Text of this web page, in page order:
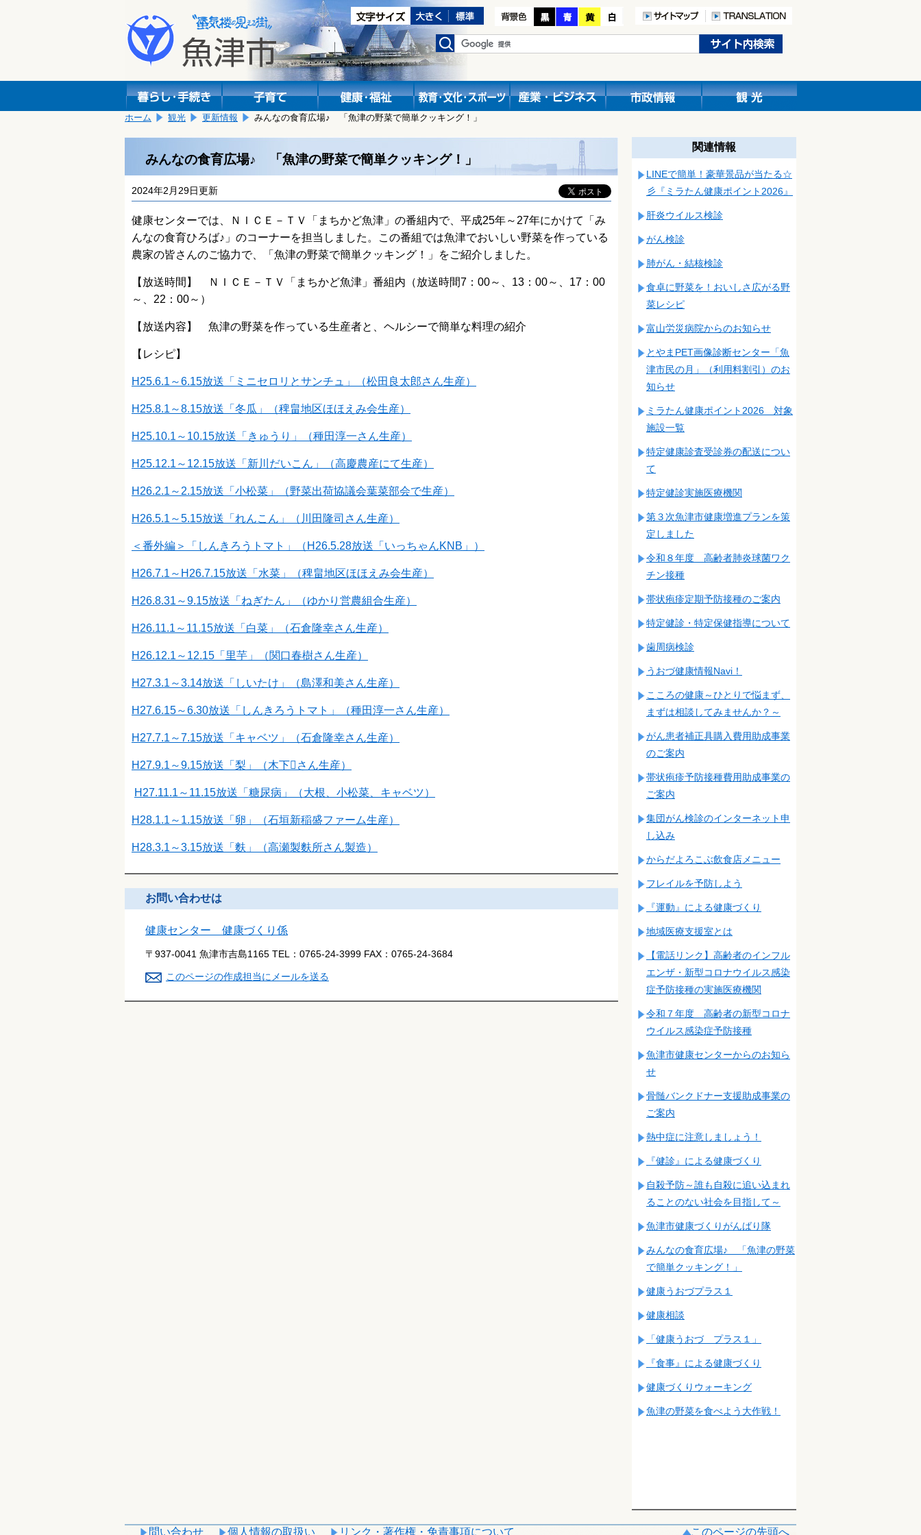
し
ホーム 観光 更新情報 みんなの食育広場♪ 「魚津の野菜で簡単クッキング！」
みんなの食育広場♪ 「魚津の野菜で簡単クッキング！」
2024年2月29日更新
健康センターでは、ＮＩＣＥ－ＴＶ「まちかど魚津」の番組内で、平成25年～27年にかけて「み
んなの食育ひろば♪」のコーナーを担当しました。この番組では魚津でおいしい野菜を作っている
農家の皆さんのご協力で、「魚津の野菜で簡単クッキング！」をご紹介しました。
【放送時間】 ＮＩＣＥ－ＴＶ「まちかど魚津」番組内（放送時間7：00～、13：00～、17：00
～、22：00～）
【放送内容】 魚津の野菜を作っている生産者と、ヘルシーで簡単な料理の紹介
【レシピ】
H25.6.1～6.15放送「ミニセロリとサンチュ」（松田良太郎さん生産）
H25.8.1～8.15放送「冬瓜」（稗畠地区ほほえみ会生産）
H25.10.1～10.15放送「きゅうり」（種田淳一さん生産）
H25.12.1～12.15放送「新川だいこん」（高慶農産にて生産）
H26.2.1～2.15放送「小松菜」（野菜出荷協議会葉菜部会で生産）
H26.5.1～5.15放送「れんこん」（川田隆司さん生産）
＜番外編＞「しんきろうトマト」（H26.5.28放送「いっちゃんKNB」）
H26.7.1～H26.7.15放送「水菜」（稗畠地区ほほえみ会生産）
H26.8.31～9.15放送「ねぎたん」（ゆかり営農組合生産）
H26.11.1～11.15放送「白菜」（石倉隆幸さん生産）
H26.12.1～12.15「里芋」（関口春樹さん生産）
H27.3.1～3.14放送「しいたけ」（島澤和美さん生産）
H27.6.15～6.30放送「しんきろうトマト」（種田淳一さん生産）
H27.7.1～7.15放送「キャベツ」（石倉隆幸さん生産）
H27.9.1～9.15放送「梨」（木下さん生産）
H27.11.1～11.15放送「糖尿病」（大根、小松菜、キャベツ）
H28.1.1～1.15放送「卵」（石垣新稲盛ファーム生産）
H28.3.1～3.15放送「麩」（高瀬製麩所さん製造）
お問い合わせは
健康センター 健康づくり係
〒937-0041 魚津市吉島1165 TEL： 0765-24-3999 FAX： 0765-24-3684
このページの作成担当にメールを送る
関連情報
LINEで簡単！豪華景品が当たる☆
彡『ミラたん健康ポイント2026』
肝炎ウイルス検診
がん検診
肺がん・結核検診
食卓に野菜を！おいしさ広がる野
菜レシピ
富山労災病院からのお知らせ
とやまPET画像診断センター「魚
津市民の月」（利用料割引）のお
知らせ
ミラたん健康ポイント2026 対象
施設一覧
特定健康診査受診券の配送につい
て
特定健診実施医療機関
第３次魚津市健康増進プランを策
定しました
令和８年度 高齢者肺炎球菌ワク
チン接種
帯状疱疹定期予防接種のご案内
特定健診・特定保健指導について
歯周病検診
うおづ健康情報Navi！
こころの健康～ひとりで悩まず、
まずは相談してみませんか？～
がん患者補正具購入費用助成事業
のご案内
帯状疱疹予防接種費用助成事業の
ご案内
集団がん検診のインターネット申
し込み
からだよろこぶ飲食店メニュー
フレイルを予防しよう
『運動』による健康づくり
地域医療支援室とは
【電話リンク】高齢者のインフル
エンザ・新型コロナウイルス感染
症予防接種の実施医療機関
令和７年度 高齢者の新型コロナ
ウイルス感染症予防接種
魚津市健康センターからのお知ら
せ
骨髄バンクドナー支援助成事業の
ご案内
熱中症に注意しましょう！
『健診』による健康づくり
自殺予防～誰も自殺に追い込まれ
ることのない社会を目指して～
魚津市健康づくりがんばり隊
みんなの食育広場♪ 「魚津の野菜
で簡単クッキング！」
健康うおづプラス１
健康相談
「健康うおづ プラス１」
『食事』による健康づくり
健康づくりウォーキング
魚津の野菜を食べよう大作戦！
問い合わせ 個人情報の取扱い リンク・著作権・免責事項について このページの先頭へ